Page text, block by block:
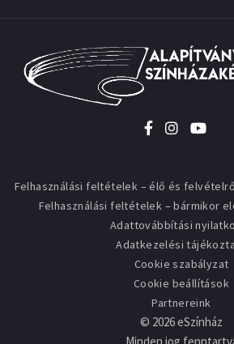
Felhasználási feltételek – élő és
Felhasználási feltételek – bármikor
Adattovábbítási
Adatkezelési
Cookie szabályzat
Cookie beállítások
Partnereink
© 2026eSzínház